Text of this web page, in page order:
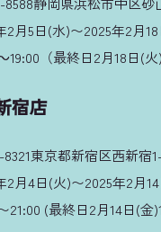
2月5日(水)〜2025年2月
19:00（最終日2月18日(火
宿店
東京都新宿区西新宿
2月4日(火)〜2025年2月
21:00 (最終日2月14日(金